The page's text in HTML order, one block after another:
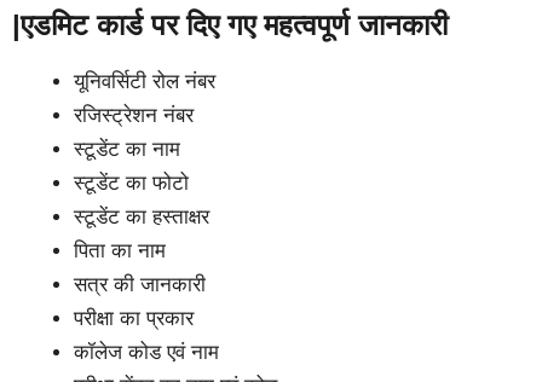
|एडमिट कार्ड पर दिए गए महत्वपूर्ण जानकारी
यूनिवर्सिटी रोल नंबर
रजिस्ट्रेशन नंबर
स्टूडेंट का नाम
स्टूडेंट का फोटो
स्टूडेंट का हस्ताक्षर
पिता का नाम
सत्र की जानकारी
परीक्षा का प्रकार
कॉलेज कोड एवं नाम